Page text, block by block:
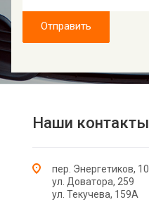
Отправить
Наши контакты
пер. Энергетиков, 10
ул. Доватора, 259
ул. Текучева, 159А